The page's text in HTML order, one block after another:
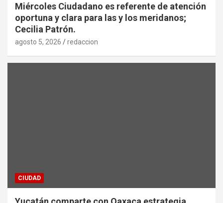
Miércoles Ciudadano es referente de atención
oportuna y clara para las y los meridanos;
Cecilia Patrón.
agosto 5, 2026 redaccion
CIUDAD